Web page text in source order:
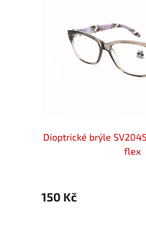
Dioptrické brýle
flex
150 Kč